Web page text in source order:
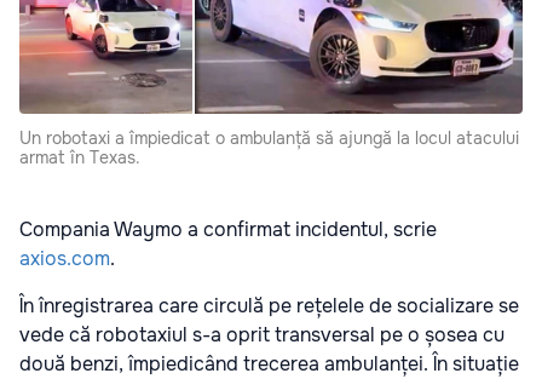
Un robotaxi a împiedicat o ambulanță să ajungă la locul atacului
armat în Texas.
Compania Waymo a confirmat incidentul, scrie
axios.com.
În înregistrarea care circulă pe rețelele de socializare se
vede că robotaxiul s-a oprit transversal pe o șosea cu
două benzi, împiedicând trecerea ambulanței. În situație